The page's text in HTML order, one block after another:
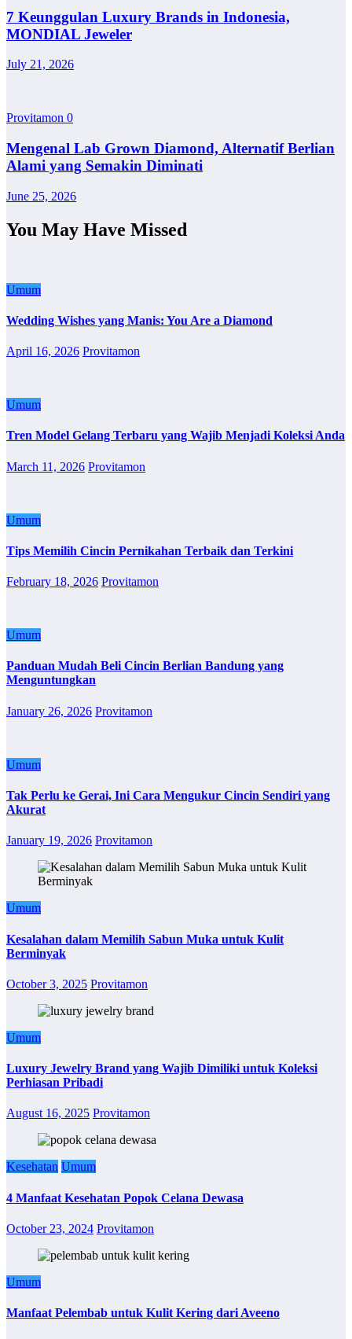
7 Keunggulan Luxury Brands in Indonesia,
MONDIAL Jeweler
July 21, 2026
Provitamon 0
Mengenal Lab Grown Diamond, Alternatif Berlian
Alami yang Semakin Diminati
June 25, 2026
You May Have Missed
Umum
Wedding Wishes yang Manis: You Are a Diamond
April 16, 2026 Provitamon
Umum
Tren Model Gelang Terbaru yang Wajib Menjadi Koleksi Anda
March 11, 2026 Provitamon
Umum
Tips Memilih Cincin Pernikahan Terbaik dan Terkini
February 18, 2026 Provitamon
Umum
Panduan Mudah Beli Cincin Berlian Bandung yang
Menguntungkan
January 26, 2026 Provitamon
Umum
Tak Perlu ke Gerai, Ini Cara Mengukur Cincin Sendiri yang
Akurat
January 19, 2026 Provitamon
Umum
Kesalahan dalam Memilih Sabun Muka untuk Kulit
Berminyak
October 3, 2025 Provitamon
Umum
Luxury Jewelry Brand yang Wajib Dimiliki untuk Koleksi
Perhiasan Pribadi
August 16, 2025 Provitamon
Kesehatan Umum
4 Manfaat Kesehatan Popok Celana Dewasa
October 23, 2024 Provitamon
Umum
Manfaat Pelembab untuk Kulit Kering dari Aveeno